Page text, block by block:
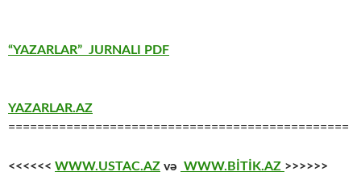
“YAZARLAR” JURNALI PDF
YAZARLAR.AZ
===============================================
<<<<<< WWW.USTAC.AZ və WWW.BİTİK.AZ >>>>>>